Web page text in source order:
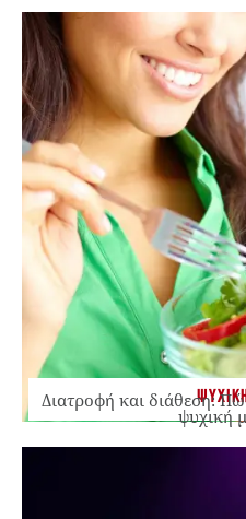
Διατροφή και διάθεση:
ψυχική